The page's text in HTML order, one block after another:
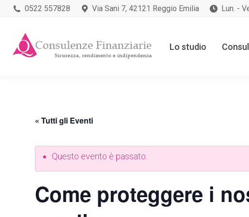
0522 557828 Via Sani 7, 42121 Reggio Emilia Lun. -
Lo studio
« Tutti gli Eventi
Questo evento è passato.
Come proteggere i